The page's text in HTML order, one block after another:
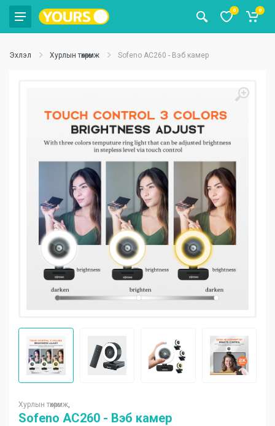
0 0
Эхлэл Хурлын төхөөрөмж Sofeno AC260 - Вэб камер
Хурлын төхөөрөмж
Sofeno AC260 - Вэб камер